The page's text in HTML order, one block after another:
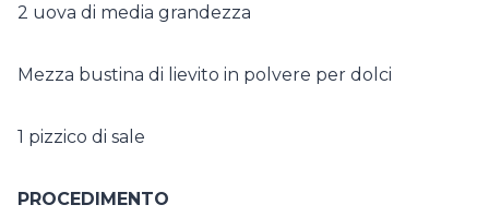
2 uova di media grandezza
Mezza bustina di lievito in polvere per dolci
1 pizzico di sale
PROCEDIMENTO